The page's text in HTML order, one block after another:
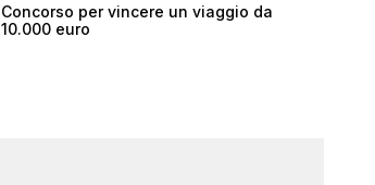
Concorso per vincere un viaggio da
10.000 euro